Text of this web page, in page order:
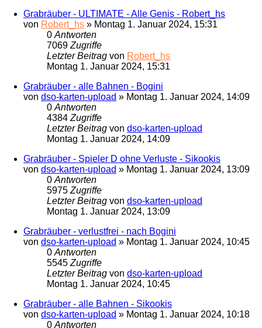
Grabräuber - ULTIMATE - Alle Genis - Robert_hs
von Robert_hs » Montag 1. Januar 2024, 15:31
0Antworten
7069Zugriffe
Letzter Beitrag von Robert_hs
Montag 1. Januar 2024, 15:31
Grabräuber - alle Bahnen - Bogini
von dso-karten-upload » Montag 1. Januar 2024, 14:09
0Antworten
4384Zugriffe
Letzter Beitrag von dso-karten-upload
Montag 1. Januar 2024, 14:09
Grabräuber - Spieler D ohne Verluste - Sikookis
von dso-karten-upload » Montag 1. Januar 2024, 13:09
0Antworten
5975Zugriffe
Letzter Beitrag von dso-karten-upload
Montag 1. Januar 2024, 13:09
Grabräuber - verlustfrei - nach Bogini
von dso-karten-upload » Montag 1. Januar 2024, 10:45
0Antworten
5545Zugriffe
Letzter Beitrag von dso-karten-upload
Montag 1. Januar 2024, 10:45
Grabräuber - alle Bahnen - Sikookis
von dso-karten-upload » Montag 1. Januar 2024, 10:18
0Antworten